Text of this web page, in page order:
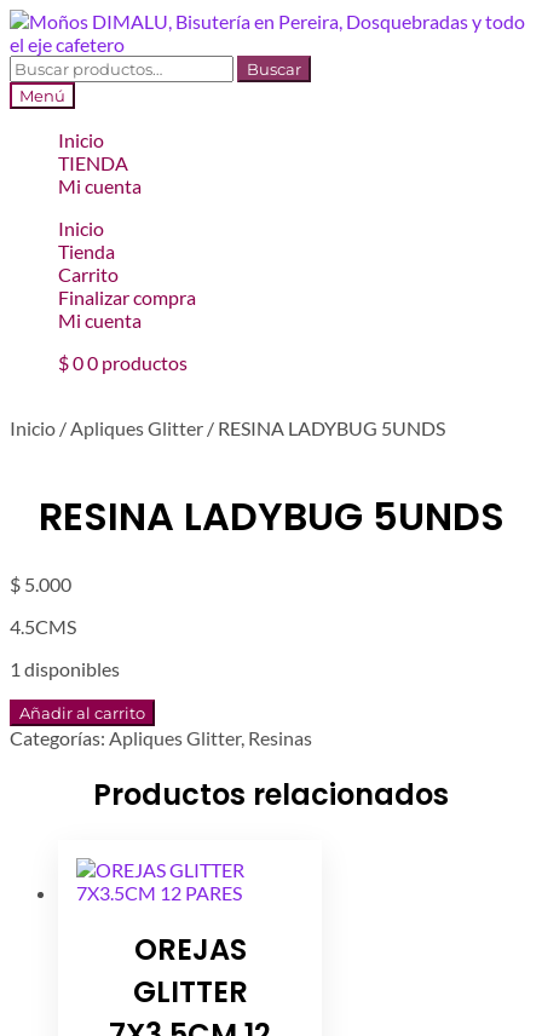
Ir
a
la
navegación
Ir
al
contenido
Buscar
por:
Buscar
Menú
Inicio
TIENDA
Mi cuenta
Inicio
Tienda
Carrito
Finalizar compra
Mi cuenta
$00 productos
Inicio /Apliques Glitter / RESINA LADYBUG 5UNDS
RESINA LADYBUG 5UNDS
$ 5.000
4.5CMS
1 disponibles
RESINA
LADYBUG
5UNDS
Añadir al carrito
Categorías: Apliques Glitter, Resinas
Productos relacionados
OREJAS
GLITTER